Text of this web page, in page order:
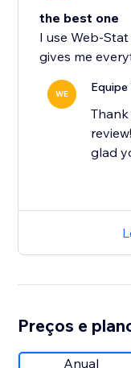
the best one
I use Web-
gives me
WE
glad
Preços e
Anual